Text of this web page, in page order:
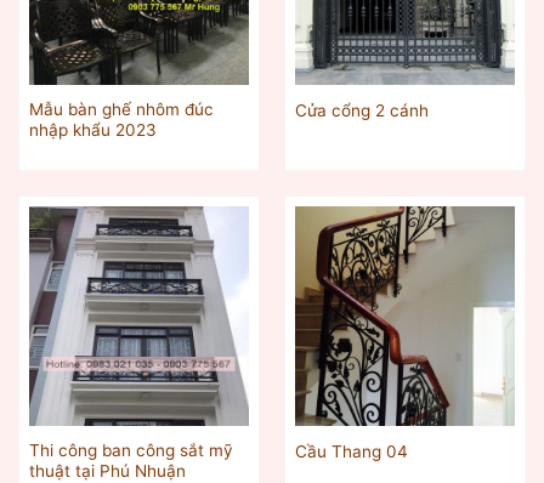
Mẫu bàn ghế nhôm đúc
nhập khẩu 2023
Cửa cổng 2 cánh
Thi công ban công sắt mỹ
thuật tại Phú Nhuận
Cầu Thang 04